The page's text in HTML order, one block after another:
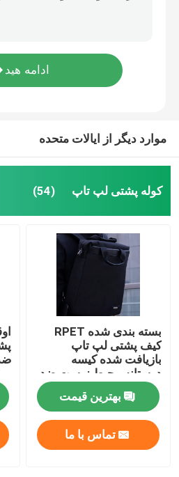
دستگیرهای کیف لپ تاپ
کیف محافظ مک بوک
پوشش کیف آی پد
قاب محافظ آیفون
لوازم جانبی کیف لپ تاپ
موارد دیگر از ایالات متحده
کوله پشتی لپ تاپ (54)
بسته بندی شده RPET
کیف پشتی لپ تاپ
بازیافت شده کیسه
دوستانه محیط زیست ضد
سرقت
بهترین قیمت
تماس با ما